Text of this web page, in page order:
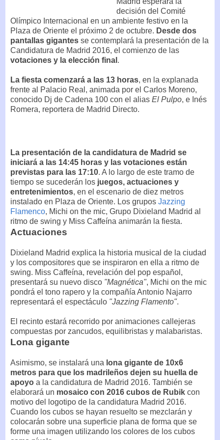
decisión del Comité
Olímpico Internacional en un ambiente festivo en la
Plaza de Oriente el próximo 2 de octubre. Desde dos
pantallas gigantes se contemplará la presentación de la
Candidatura de Madrid 2016, el comienzo de las
votaciones y la elección final .
La fiesta comenzará a las 13 horas, en la explanada
frente al Palacio Real, animada por el Carlos Moreno,
conocido Dj de Cadena 100 con el alias El Pulpo, e Inés
Romera, reportera de Madrid Directo.
La presentación de la candidatura de Madrid se
iniciará a las 14:45 horas y las votaciones están
previstas para las 17:10. A lo largo de este tramo de
tiempo se sucederán los juegos, actuaciones y
entretenimientos, en el escenario de diez metros
instalado en Plaza de Oriente. Los grupos Jazzing
Flamenco, Michi on the mic, Grupo Dixieland Madrid al
ritmo de swing y Miss Caffeína animarán la fiesta.
Actuaciones
Dixieland Madrid explica la historia musical de la ciudad
y los compositores que se inspiraron en ella a ritmo de
swing. Miss Caffeína, revelación del pop español,
presentará su nuevo disco "Magnética", Michi on the mic
pondrá el tono rapero y la compañía Antonio Najarro
representará el espectáculo "Jazzing Flamento".
El recinto estará recorrido por animaciones callejeras
compuestas por zancudos, equilibristas y malabaristas.
Lona gigante
Asimismo, se instalará una lona gigante de 10x6
metros para que los madrileños dejen su huella de
apoyo a la candidatura de Madrid 2016. También se
elaborará un mosaico con 2016 cubos de Rubik con
motivo del logotipo de la candidatura Madrid 2016.
Cuando los cubos se hayan resuelto se mezclarán y
colocarán sobre una superficie plana de forma que se
forme una imagen utilizando los colores de los cubos